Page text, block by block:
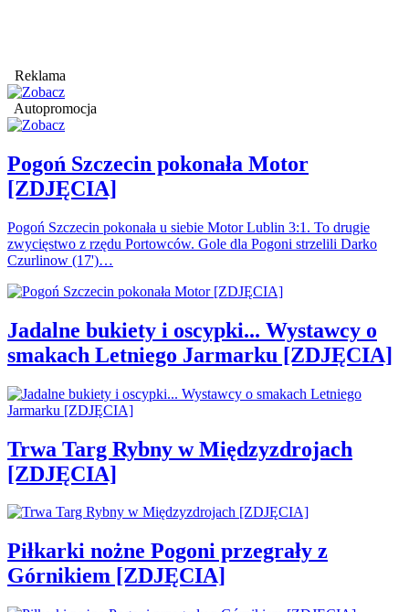
Reklama
Autopromocja
Pogoń Szczecin pokonała Motor
[ZDJĘCIA]
Pogoń Szczecin pokonała u siebie Motor Lublin 3:1. To drugie
zwycięstwo z rzędu Portowców. Gole dla Pogoni strzelili Darko
Czurlinow (17')…
Jadalne bukiety i oscypki... Wystawcy o
smakach Letniego Jarmarku [ZDJĘCIA]
Trwa Targ Rybny w Międzyzdrojach
[ZDJĘCIA]
Piłkarki nożne Pogoni przegrały z
Górnikiem [ZDJĘCIA]